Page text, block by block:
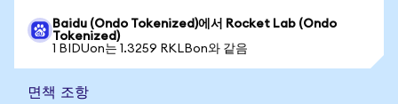
Baidu (Ondo Tokenized)에서 Rocket Lab (Ondo
Tokenized)
1 BIDUon는 1.3259 RKLBon와 같음
면책 조항